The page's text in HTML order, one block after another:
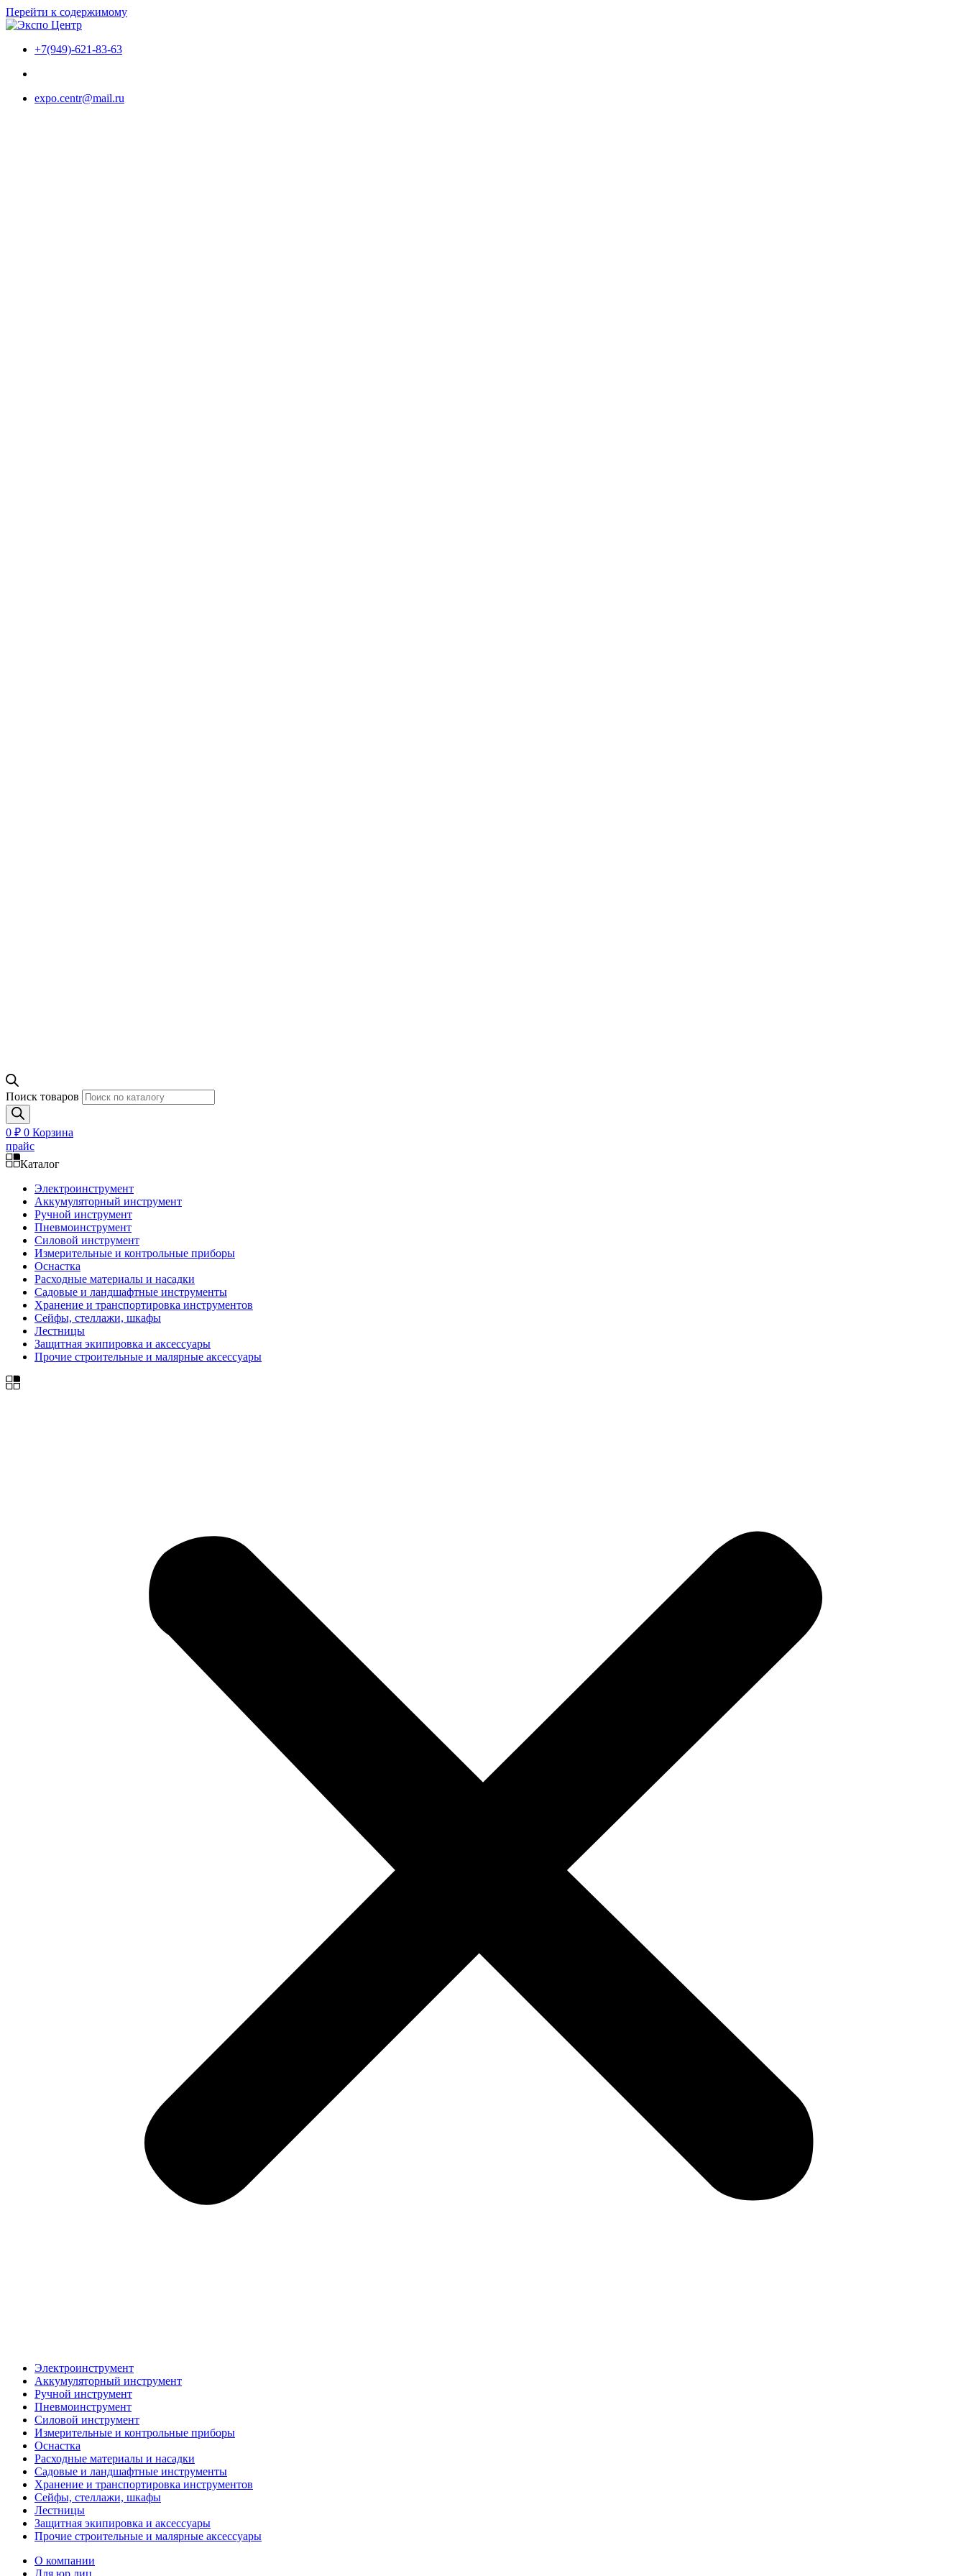
Перейти к содержимому
+7(949)-621-83-63
expo.centr@mail.ru
Поиск товаров
0 ₽ 0 Корзина
прайс
Каталог
Электроинструмент
Аккумуляторный инструмент
Ручной инструмент
Пневмоинструмент
Силовой инструмент
Измерительные и контрольные приборы
Оснастка
Расходные материалы и насадки
Садовые и ландшафтные инструменты
Хранение и транспортировка инструментов
Сейфы, стеллажи, шкафы
Лестницы
Защитная экипировка и аксессуары
Прочие строительные и малярные аксессуары
Электроинструмент
Аккумуляторный инструмент
Ручной инструмент
Пневмоинструмент
Силовой инструмент
Измерительные и контрольные приборы
Оснастка
Расходные материалы и насадки
Садовые и ландшафтные инструменты
Хранение и транспортировка инструментов
Сейфы, стеллажи, шкафы
Лестницы
Защитная экипировка и аксессуары
Прочие строительные и малярные аксессуары
О компании
Для юр.лиц